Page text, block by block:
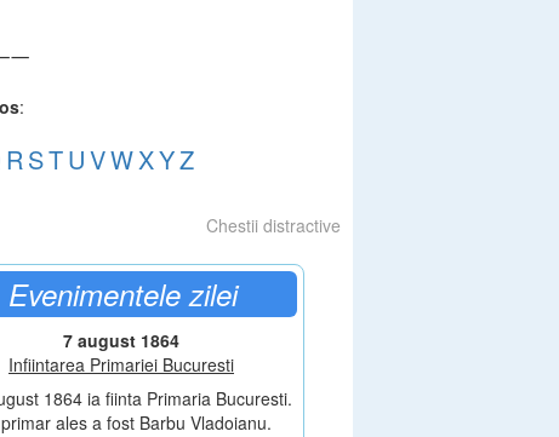
:
RSTUVWXYZ
Chestii distractive
Evenimentele zilei
7 august 1864
Infiintarea Primariei Bucuresti
1864 ia fiinta Primaria Bucuresti.
ales a fost Barbu Vladoianu.